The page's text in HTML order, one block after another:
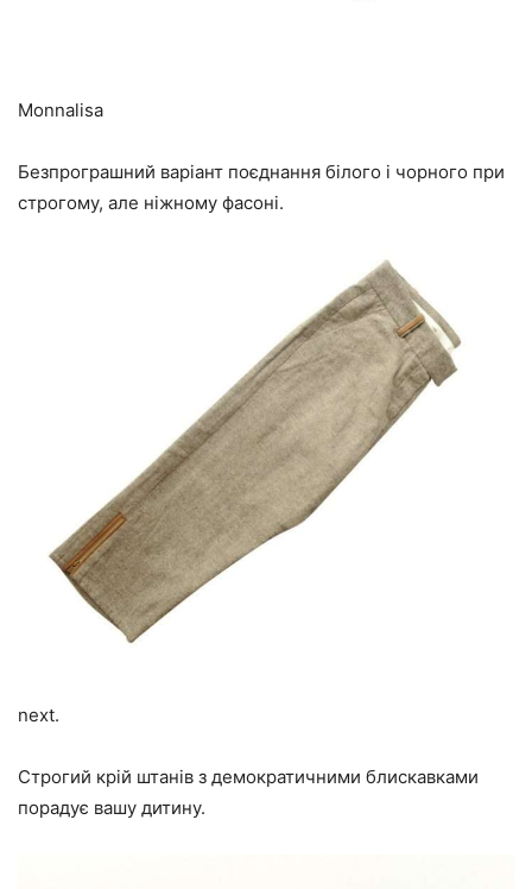
Monnalisa
Безпрограшний варіант поєднання білого і чорного при
строгому, але ніжному фасоні.
next.
Строгий крій штанів з демократичними блискавками
порадує вашу дитину.